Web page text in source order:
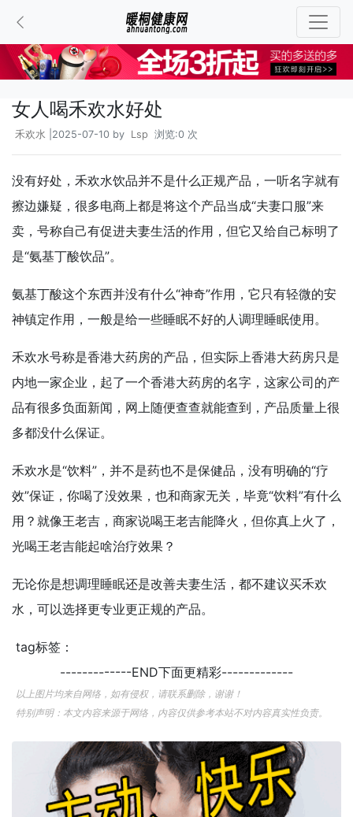
女人喝禾欢水好处
禾欢水 |2025-07-10 by Lsp 浏览:0 次
没有好处，禾欢水饮品并不是什么正规产品，一听名字就有
擦边嫌疑，很多电商上都是将这个产品当成“夫妻口服”来
卖，号称自己有促进夫妻生活的作用，但它又给自己标明了
是“氨基丁酸饮品”。
氨基丁酸这个东西并没有什么“神奇”作用，它只有轻微的安
神镇定作用，一般是给一些睡眠不好的人调理睡眠使用。
禾欢水号称是香港大药房的产品，但实际上香港大药房只是
内地一家企业，起了一个香港大药房的名字，这家公司的产
品有很多负面新闻，网上随便查查就能查到，产品质量上很
多都没什么保证。
禾欢水是“饮料”，并不是药也不是保健品，没有明确的“疗
效”保证，你喝了没效果，也和商家无关，毕竟“饮料”有什么
用？就像王老吉，商家说喝王老吉能降火，但你真上火了，
光喝王老吉能起啥治疗效果？
无论你是想调理睡眠还是改善夫妻生活，都不建议买禾欢
水，可以选择更专业更正规的产品。
tag标签：
-------------END下面更精彩-------------
以上图片均来自网络，如有侵权，请联系删除，谢谢！
特别声明：本文内容来源于网络，内容仅供参考本站不对内容真实性负责。